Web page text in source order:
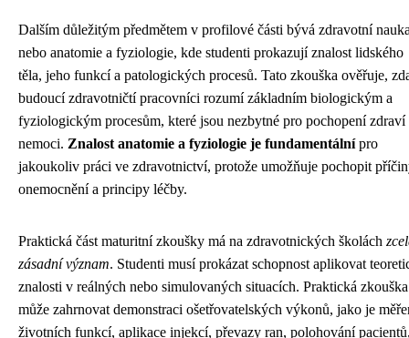
Dalším důležitým předmětem v profilové části bývá zdravotní
nebo anatomie a fyziologie, kde studenti prokazují znalost lidského
těla, jeho funkcí a patologických procesů. Tato zkouška ověřuje,
budoucí zdravotničtí pracovníci rozumí základním biologickým a
fyziologickým procesům, které jsou nezbytné pro pochopení zdraví
nemoci. Znalost anatomie a fyziologie je fundamentálnípro
jakoukoliv práci ve zdravotnictví, protože umožňuje pochopit
onemocnění a principy léčby.
Praktická část maturitní zkoušky má na zdravotnických školách
zásadní význam. Studenti musí prokázat schopnost aplikovat
znalosti v reálných nebo simulovaných situacích. Praktická zkouška
může zahrnovat demonstraci ošetřovatelských výkonů, jako je
životních funkcí, aplikace injekcí, převazy ran, polohování